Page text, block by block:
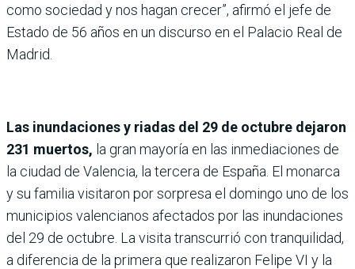
como sociedad y nos hagan crecer”, afirmó el jefe de
Estado de 56 años en un discurso en el Palacio Real de
Madrid.
Las inundaciones y riadas del 29 de octubre dejaron
231 muertos, la gran mayoría en las inmediaciones de
la ciudad de Valencia, la tercera de España. El monarca
y su familia visitaron por sorpresa el domingo uno de los
municipios valencianos afectados por las inundaciones
del 29 de octubre. La visita transcurrió con tranquilidad,
a diferencia de la primera que realizaron Felipe VI y la